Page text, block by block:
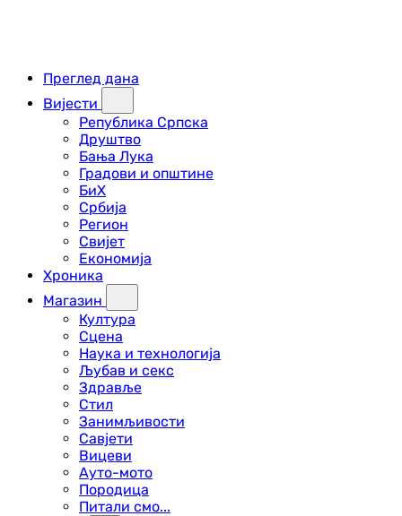
Преглед дана
Вијести
Република Српска
Друштво
Бања Лука
Градови и општине
БиХ
Србија
Регион
Свијет
Економија
Хроника
Магазин
Култура
Сцена
Наука и технологија
Љубав и секс
Здравље
Стил
Занимљивости
Савјети
Вицеви
Ауто-мото
Породица
Питали смо...